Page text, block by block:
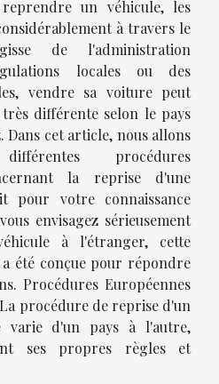
un véhicule, les
à travers le
de l'administration
locales ou des
vendre sa voiture peut
différente selon le pays
Dans cet article, nous allons
procédures
la reprise d'une
pour votre connaissance
envisagez sérieusement
à l'étranger, cette
a été conçue pour répondre
Procédures Européennes
procédure de reprise d'un
varie d'un pays à l'autre,
ses propres règles et